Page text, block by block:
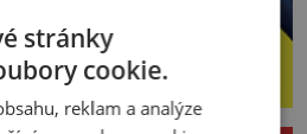
stránky
cookie.
reklam a analýze